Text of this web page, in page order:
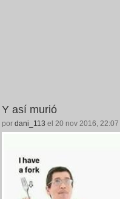
Y así murió
por dani_113 el 20 nov 2016, 22:07